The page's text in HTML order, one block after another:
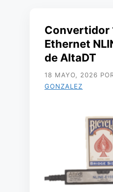
Convertidor
Ethernet
de AltaDT
18 MAYO, 2026
GONZALEZ